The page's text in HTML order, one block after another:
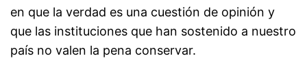
en que la verdad es una cuestión de opinión y
que las instituciones que han sostenido a nuestro
país no valen la pena conservar.